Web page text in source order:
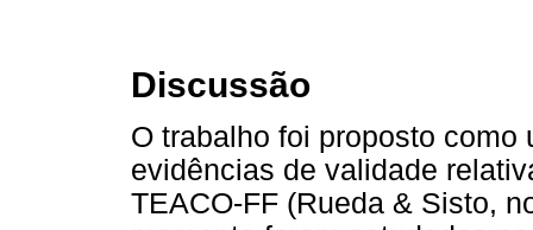
Discussão
O trabalho foi proposto como
evidências de validade
TEACO-FF (Rueda & Sisto,